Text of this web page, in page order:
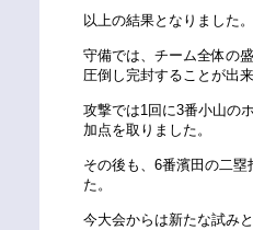
以上の結果となりました。
守備では、チーム全体の
圧倒し完封することが出来
攻撃では1回に3番小山の
加点を取りました。
その後も、6番濱田の二
た。
今大会からは新たな試み